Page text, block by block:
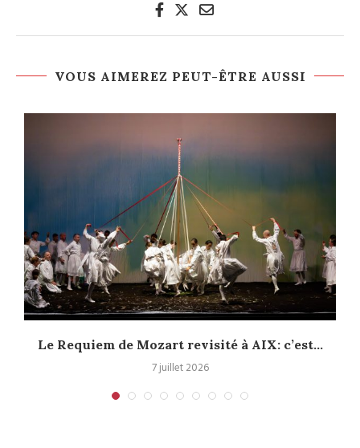
VOUS AIMEREZ PEUT-ÊTRE AUSSI
Le Requiem de Mozart revisité à AIX: c’est...
7 juillet 2026